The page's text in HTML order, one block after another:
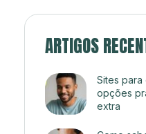
ARTIGOS
Sites para
opções
extra